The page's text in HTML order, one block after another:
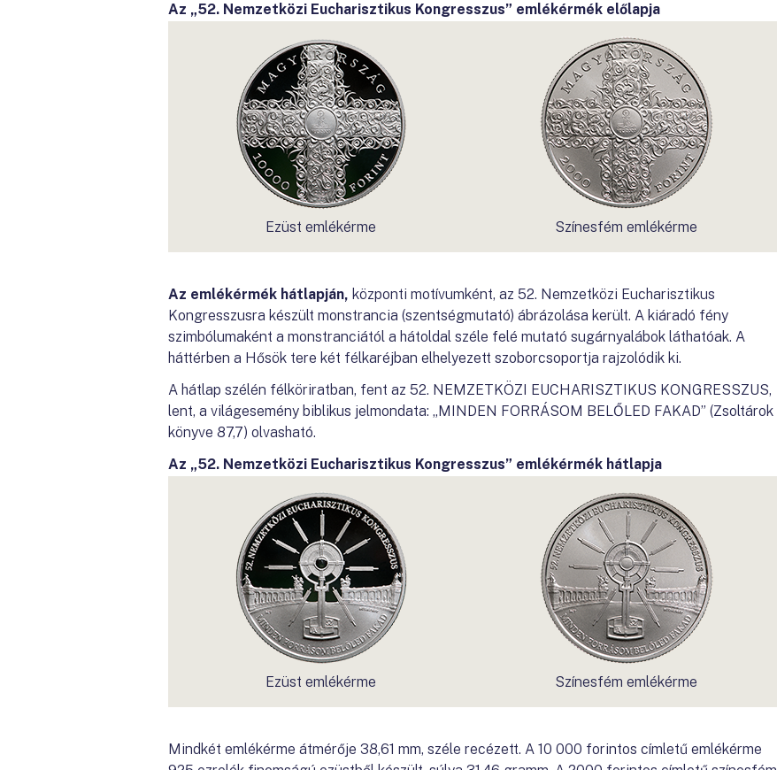
Az „52. Nemzetközi Eucharisztikus Kongresszus” emlékérmék előlapja
Ezüst emlékérme Színesfém emlékérme
Az emlékérmék hátlapján, központi motívumként, az 52. Nemzetközi Eucharisztikus
Kongresszusra készült monstrancia (szentségmutató) ábrázolása került. A kiáradó fény
szimbólumaként a monstranciától a hátoldal széle felé mutató sugárnyalábok láthatóak. A
háttérben a Hősök tere két félkaréjban elhelyezett szoborcsoportja rajzolódik ki.
A hátlap szélén félköriratban, fent az 52. NEMZETKÖZI EUCHARISZTIKUS KONGRESSZUS,
lent, a világesemény biblikus jelmondata: „MINDEN FORRÁSOM BELŐLED FAKAD” (Zsoltárok
könyve 87,7) olvasható.
Az „52. Nemzetközi Eucharisztikus Kongresszus” emlékérmék hátlapja
Ezüst emlékérme Színesfém emlékérme
Mindkét emlékérme átmérője 38,61 mm, széle recézett. A 10 000 forintos címletű emlékérme